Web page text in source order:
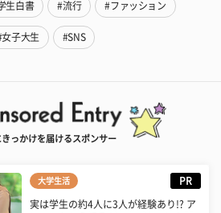
生白書 #流行 #ファッション
女子大生 #SNS
っかけを届けるスポンサー
大学生活 PR
実は学生の約4人に3人が経験あり!? ア